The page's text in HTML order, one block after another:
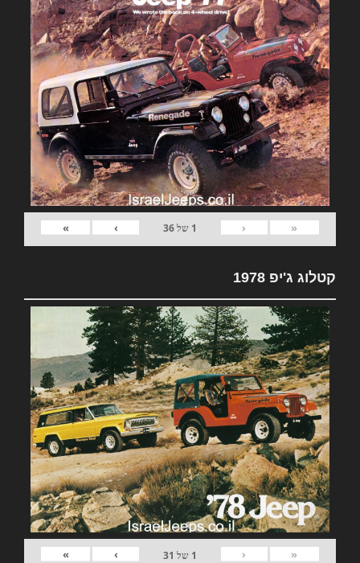
«
‹
1 של36
›
»
קטלוג ג'יפ 1978
«
‹
1 של 31
›
»